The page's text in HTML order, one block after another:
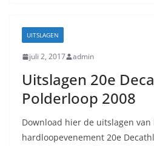
UITSLAGEN
juli 2, 2017 admin
Uitslagen 20e
Polderloop 2008
Download hier de uitslagen van
hardloopevenement 20e